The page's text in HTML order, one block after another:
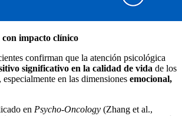
impacto clínico
confirman que la atención psicológica
significativo en la calidad de vida de los
especialmente en las dimensiones emocional,
en Psycho-Oncology (Zhang et al.,